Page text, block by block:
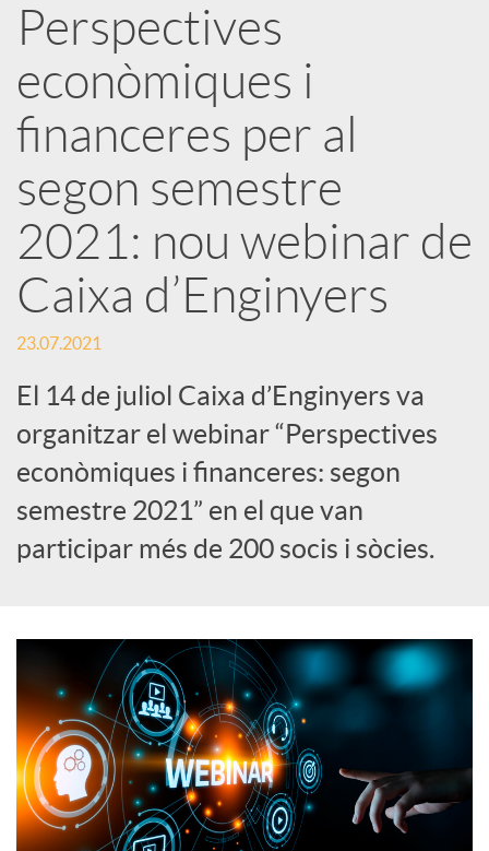
r
x
e
s
S
o
c
i
l
s
Perspectives
econòmiques i
financeres per al
segon semestre
2021: nou webinar de
Caixa d’Enginyers
23.07.2021
El 14 de juliol Caixa d’Enginyers va
organitzar el webinar “Perspectives
econòmiques i financeres: segon
semestre 2021” en el que van
participar més de 200 socis i sòcies.